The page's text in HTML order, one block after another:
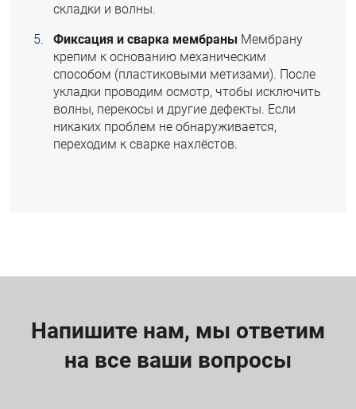
складки и волны.
Фиксация и сварка мембраны Мембрану
крепим к основанию механическим
способом (пластиковыми метизами). После
укладки проводим осмотр, чтобы исключить
волны, перекосы и другие дефекты. Если
никаких проблем не обнаруживается,
переходим к сварке нахлёстов.
Напишите нам, мы ответим
на все ваши вопросы